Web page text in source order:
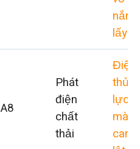
nắm
lấy
A8
Phát
điện
chất
thải
Điện
thủy
lực
màu
cam